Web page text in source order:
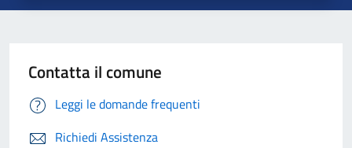
Contatta il comune
Leggi le domande frequenti
Richiedi Assistenza